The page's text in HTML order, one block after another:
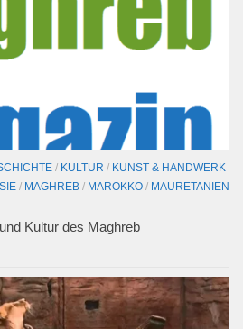
/ KULTUR / KUNST & HANDWERK
/ MAGHREB / MAROKKO / MAURETANIEN
Kultur des Maghreb